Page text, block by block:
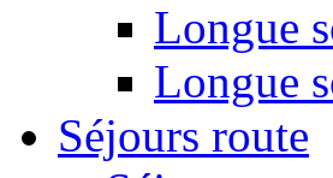
Longue
Longue
Séjours route